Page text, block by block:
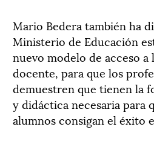
Mario Bedera también ha
Ministerio de Educación
nuevo modelo de acceso
docente, para que los
demuestren que tienen la
y didáctica necesaria para
alumnos consigan el éxito